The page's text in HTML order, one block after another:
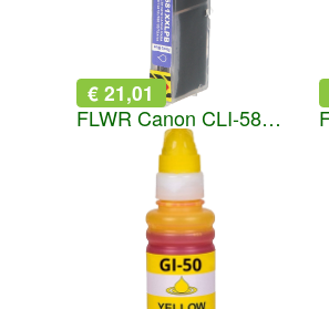
€ 21,01
FLWR Canon CLI-581XXL foto blauw